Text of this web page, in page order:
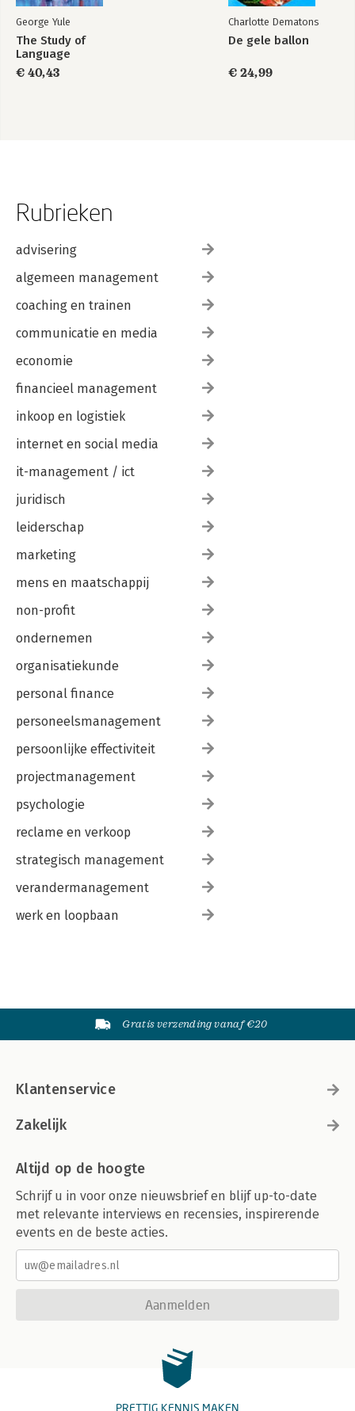
George Yule
The Study of
Language
€ 40,43
Charlotte Dematons
De gele ballon
€ 24,99
Rubrieken
advisering
algemeen management
coaching en trainen
communicatie en media
economie
financieel management
inkoop en logistiek
internet en social media
it-management / ict
juridisch
leiderschap
marketing
mens en maatschappij
non-profit
ondernemen
organisatiekunde
personal finance
personeelsmanagement
persoonlijke effectiviteit
projectmanagement
psychologie
reclame en verkoop
strategisch management
verandermanagement
werk en loopbaan
Gratis verzending vanaf €20
Klantenservice
Zakelijk
Altijd op de hoogte
Schrijf u in voor onze nieuwsbrief en blijf up-to-date
met relevante interviews en recensies, inspirerende
events en de beste acties.
Aanmelden
PRETTIG KENNIS MAKEN